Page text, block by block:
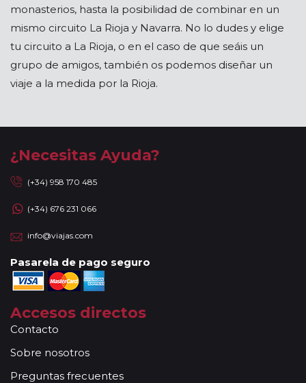
monasterios, hasta la posibilidad de combinar en un
mismo circuito La Rioja y Navarra. No lo dudes y elige
tu circuito a La Rioja, o en el caso de que seáis un
grupo de amigos, también os podemos diseñar un
viaje a la medida por la Rioja.
¿Necesitas Ayuda?
(+34) 958 170 485
(+34) 676 231 066
info@viajas.com
Pasarela de pago seguro
Accesos directos
Contacto
Sobre nosotros
Preguntas frecuentes